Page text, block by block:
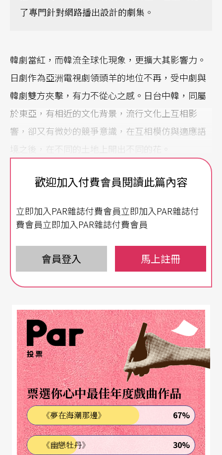
了專門針對網路播出設計的劇集。
韓劇當紅，而韓流全球化現象，更擴大其影響力。
日劇作為亞洲電視劇領頭羊的地位不再，受中劇與
韓劇雙方夾擊，有力不從心之感。日台中韓，同屬
於東亞，有相近的文化背景，流行文化上互相影
響，卻又有微妙的競爭意識，在互相模仿與適應語
境之後，在不同的土地上開出不同的花。
二○○六年起由韓國放送協會舉辦的「首爾國際電
入評獎範圍，只針對戲劇節目進行評獎，競爭可謂
激烈。大概很少人知道，台灣女演員潘麗麗曾獲得
第三屆的最佳女演員獎，最受矚目的還是「觀眾投
票最佳人氣獎」、「韓流最佳電視影集」、「韓流
最佳男演員」。去年（2014）這幾個獎項都被《來
門的廣告看板、迷妹們的手機螢幕也被金秀賢的臉
孔占據了一年。雖然「首爾電視節」意圖在藝術性
的評獎上更加國際化，每年的大獎也常常被外國電
視劇占了鰲頭，但回歸到市場面，最被關注的影集
與演員，往往都集中到最紅的那一兩部韓劇。有趣
的是，雖然《來》劇的收視率在首都圈最高曾飆到3
3.2%，但在去年的「百想藝術大賞」（針對韓國國
內的電影與電視節目的評獎），《來》劇的藝術評
歡迎加入付費會員閱讀此篇內容
立即加入PAR雜誌付費會員立即加入PAR雜誌付
費會員立即加入PAR雜誌付費會員
會員登入 馬上註冊
投票
票選你心中最佳年度戲曲作品
《夢在海潮那邊》 67%
《幽戀牡丹》 30%